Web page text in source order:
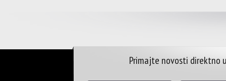
Primajte novosti direktno